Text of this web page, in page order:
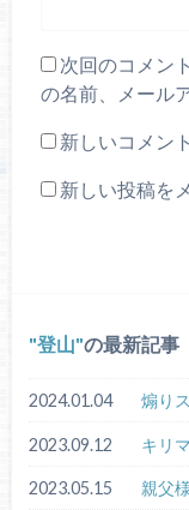
次回のコメン
の名前、メール
新しいコメン
新しい投稿を
登山 の最新記事
2024.01.04 煽り
2023.09.12 キリ
2023.05.15 親父